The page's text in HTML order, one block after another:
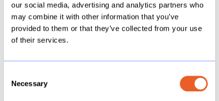
our social media, advertising and analytics partners who
may combine it with other information that you’ve
provided to them or that they’ve collected from your use
of their services.
Selection
Necessary
Vorige blog
← Starten met jouw datacultuur? Haal
volledige waarde uit je data